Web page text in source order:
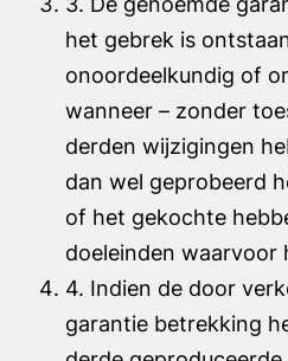
het gebrek is
onoordeelkundig of
wanneer – zonder
derden wijzigingen
dan wel geprobeerd
of het gekochte
doeleinden waarvoor
4. Indien de door
garantie betrekking